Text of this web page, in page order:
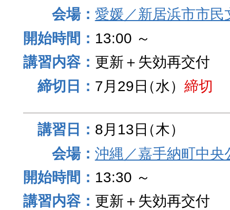
愛媛／新居浜市市
13:00 ～
更新＋失効再交付
7月29日（水） 締切
8月13日（木）
沖縄／嘉手納町中央
13:30 ～
更新＋失効再交付